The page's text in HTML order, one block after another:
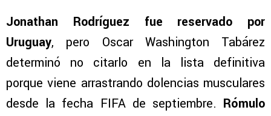
Jonathan Rodríguez fue reservado por
Uruguay, pero Oscar Washington Tabárez
determinó no citarlo en la lista definitiva
porque viene arrastrando dolencias musculares
desde la fecha FIFA de septiembre. Rómulo